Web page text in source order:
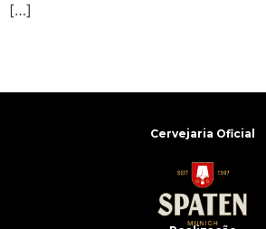
[…]
Cervejaria Oficial